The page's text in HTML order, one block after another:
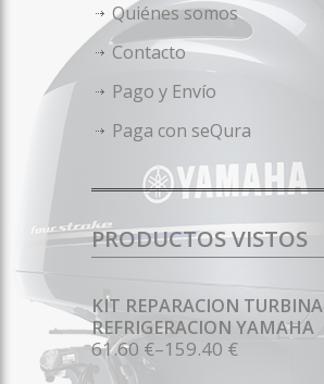
Quiénes somos
Contacto
Pago y Envío
Paga con seQura
PRODUCTOS VISTOS
KIT REPARACION TURBINA
REFRIGERACION YAMAHA
61.60 €–159.40 €